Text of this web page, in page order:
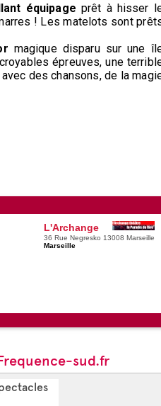
équipage prêt à hisser
! Les matelots sont
magique disparu sur une
épreuves, une
des chansons, de la
L'Archange
36 Rue Negresko 13008 Marseille
Marseille
sud.fr